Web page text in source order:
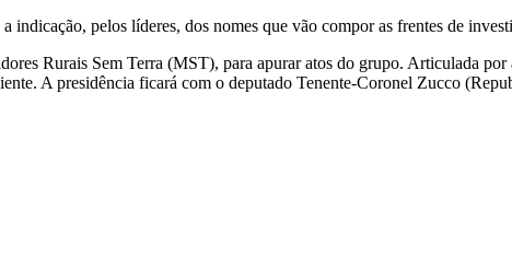
pelos líderes, dos nomes que vão compor as frentes de
Rurais Sem Terra (MST), para apurar atos do grupo. Articulada
A presidência ficará com o deputado Tenente-Coronel Zucco